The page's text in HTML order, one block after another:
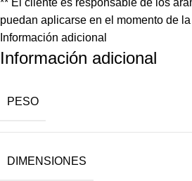
puedan aplicarse en el momento de
Información adicional
Información adicional
PESO
DIMENSIONES